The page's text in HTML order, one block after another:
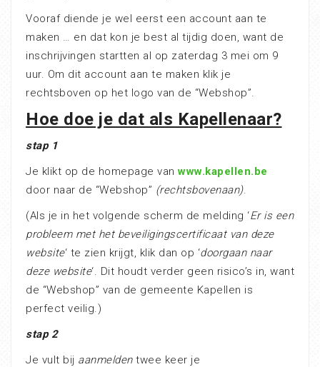
Vooraf diende je wel eerst een account aan te
maken … en dat kon je best al tijdig doen, want de
inschrijvingen startten al op zaterdag 3 mei om 9
uur. Om dit account aan te maken klik je
rechtsboven op het logo van de “Webshop”.
Hoe doe je dat als Kapellenaar?
stap 1
Je klikt op de homepage vanwww.kapellen.be
door naar de “Webshop” (rechtsbovenaan).
(Als je in het volgende scherm de melding ‘Er is een
probleem met het beveiligingscertificaat van deze
website‘ te zien krijgt, klik dan op ‘doorgaan naar
deze website‘. Dit houdt verder geen risico’s in, want
de “Webshop” van de gemeente Kapellen is
perfect veilig.)
stap 2
Je vult bij aanmelden twee keer je